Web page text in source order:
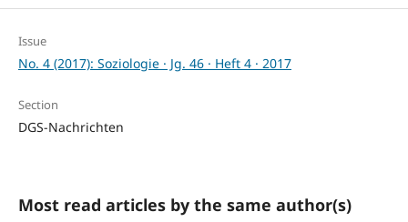
Issue
No. 4 (2017): Soziologie · Jg. 46 · Heft 4 · 2017
Section
DGS-Nachrichten
Most read articles by the same author(s)